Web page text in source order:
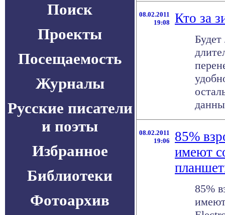
Поиск
Проекты
Посещаемость
Журналы
Русские писатели
и поэты
Избранное
Библиотеки
Фотоархив
08.02.2011
19:08
Кто за
08.02.2011
19:06
85%
имеют
85%